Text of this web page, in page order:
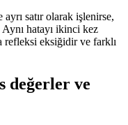
satır olarak işlenirse,
hatayı ikinci kez
eksiğidir ve farklı
değerler ve